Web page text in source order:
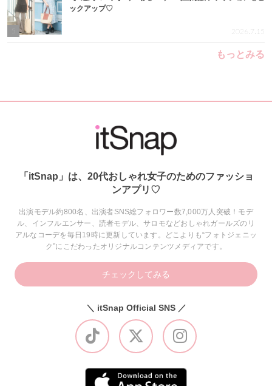
ックアップ♡
2026.7.15
もっとみる
「itSnap」は、20代おしゃれ女子のためのファッショ
ンアプリ♡
出演モデル約800名、出演者SNS総フォロワー数7,000万人突破！モデ
ル、インフルエンサー、読者モデル、サロモなどおしゃれガールズのリ
アルなコーデを毎日19時に更新しています。どこよりも“フォトジェニッ
ク”にこだわったオリジナルコンテンツメディアです。
チェックしてみる
＼ itSnap Official SNS ／